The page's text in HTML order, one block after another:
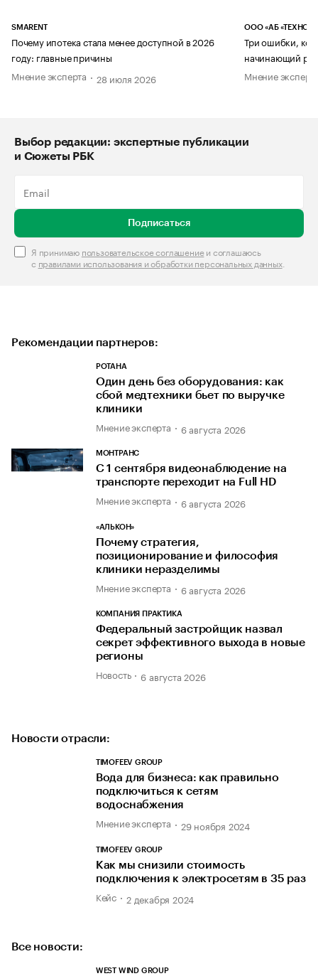
SMARENT
Почему ипотека стала менее доступной в 2026
году: главные причины
Мнение эксперта
28 июля 2026
ООО «АБ
Три ошибки,
начинающий
Мнение
Выбор редакции: экспертные публикации
и Сюжеты РБК
Подписаться
Я принимаю пользовательское соглашениеи соглашаюсь
с правилами использования и обработки персональных данных.
Рекомендации партнеров:
РОТАНА
Один день без оборудования: как
сбой медтехники бьет по выручке
клиники
Мнение эксперта 6 августа 2026
МОНТРАНС
С 1 сентября видеонаблюдение на
транспорте переходит на Full HD
Мнение эксперта 6 августа 2026
«АЛЬКОН»
Почему стратегия,
позиционирование и философия
клиники неразделимы
Мнение эксперта 6 августа 2026
КОМПАНИЯ ПРАКТИКА
Федеральный застройщик назвал
секрет эффективного выхода в новые
регионы
Новость 6 августа 2026
Новости отрасли:
TIMOFEEV GROUP
Вода для бизнеса: как правильно
подключиться к сетям
водоснабжения
Мнение эксперта 29 ноября 2024
TIMOFEEV GROUP
Как мы снизили стоимость
подключения к электросетям в 35 раз
Кейс 2 декабря 2024
Все новости:
WEST WIND GROUP